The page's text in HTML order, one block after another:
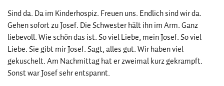
Sind da. Da im Kinderhospiz. Freuen uns. Endlich sind wir da.
Gehen sofort zu Josef. Die Schwester hält ihn im Arm. Ganz
liebevoll. Wie schön das ist. So viel Liebe, mein Josef. So viel
Liebe. Sie gibt mir Josef. Sagt, alles gut. Wir haben viel
gekuschelt. Am Nachmittag hat er zweimal kurz gekrampft.
Sonst war Josef sehr entspannt.